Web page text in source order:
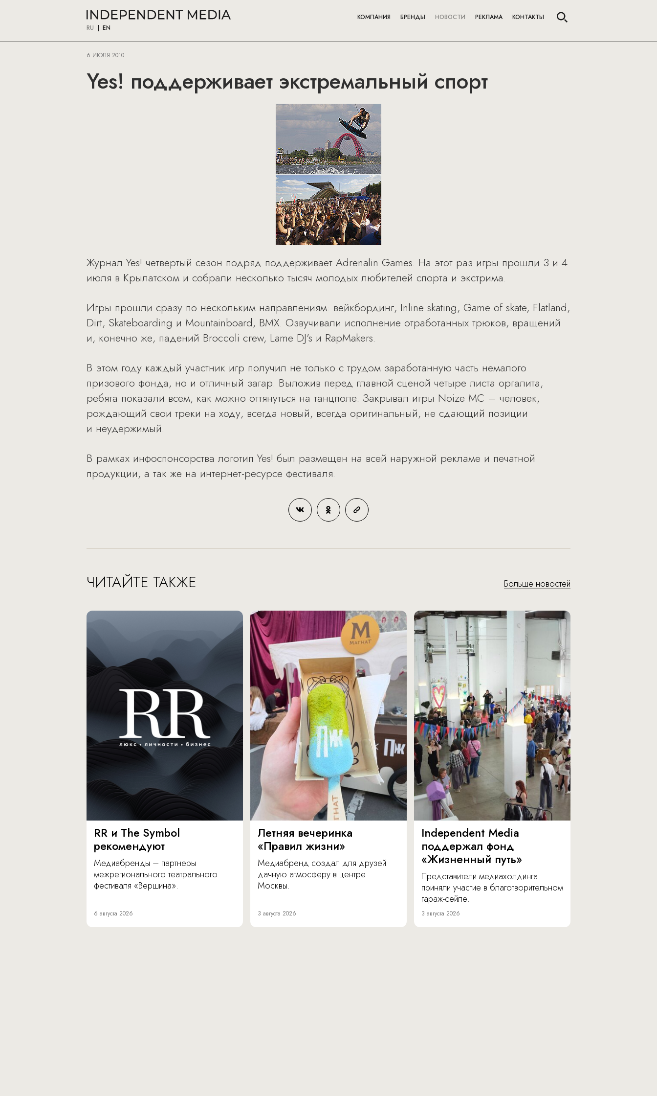
RU EN
КОМПАНИЯ БРЕНДЫ НОВОСТИ РЕКЛАМА КОНТАКТЫ
6 ИЮЛЯ 2010
Yes! поддерживает экстремальный спорт
Журнал Yes! четвертый сезон подряд поддерживает Adrenalin Games. На этот раз игры прошли 3 и 4
июля в Крылатском и собрали несколько тысяч молодых любителей спорта и экстрима.
Игры прошли сразу по нескольким направлениям: вейкбординг, Inline skating, Game of skate, Flatland,
Dirt, Skateboarding и Mountainboard, BMX. Озвучивали исполнение отработанных трюков, вращений
и, конечно же, падений Broccoli crew, Lame DJ's и RapMakers.
В этом году каждый участник игр получил не только с трудом заработанную часть немалого
призового фонда, но и отличный загар. Выложив перед главной сценой четыре листа оргалита,
ребята показали всем, как можно оттянуться на танцполе. Закрывал игры Noize MC – человек,
рождающий свои треки на ходу, всегда новый, всегда оригинальный, не сдающий позиции
и неудержимый.
В рамках инфоспонсорства логотип Yes! был размещен на всей наружной рекламе и печатной
продукции, а так же на интернет-ресурсе фестиваля.
ЧИТАЙТЕ ТАКЖЕ Больше новостей
RR и The Symbol
рекомендуют
Медиабренды – партнеры
межрегионального театрального
фестиваля «Вершина».
6 августа 2026
Летняя вечеринка
«Правил жизни»
Медиабренд создал для друзей
дачную атмосферу в центре
Москвы.
3 августа 2026
Independent Media
поддержал фонд
«Жизненный путь»
Представители медиахолдинга
приняли участие в благотворительном
гараж-сейле.
3 августа 2026